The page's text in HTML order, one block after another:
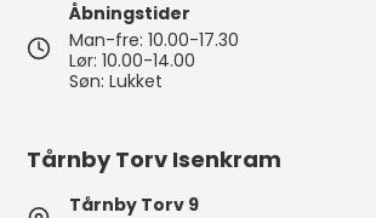
Åbningstider
Man-fre: 10.00-17.30
Lør: 10.00-14.00
Søn: Lukket
Tårnby Torv Isenkram
Tårnby Torv 9